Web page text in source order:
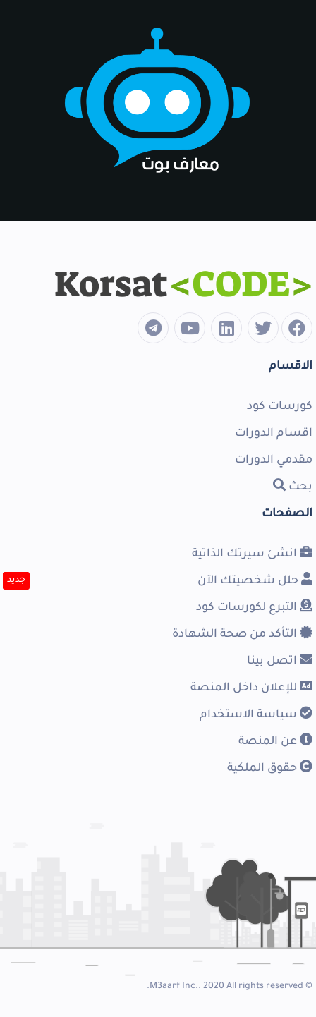
الاقسام
كورسات كود
اقسام الدورات
مقدمي الدورات
بحث
الصفحات
انشئ سيرتك الذاتية
حلل شخصيتك الآن جديد
التبرع لكورسات كود
التأكد من صحة الشهادة
اتصل بينا
للإعلان داخل المنصة
سياسة الاستخدام
عن المنصة
حقوق الملكية
© M3aarf Inc.. 2020 All rights reserved.